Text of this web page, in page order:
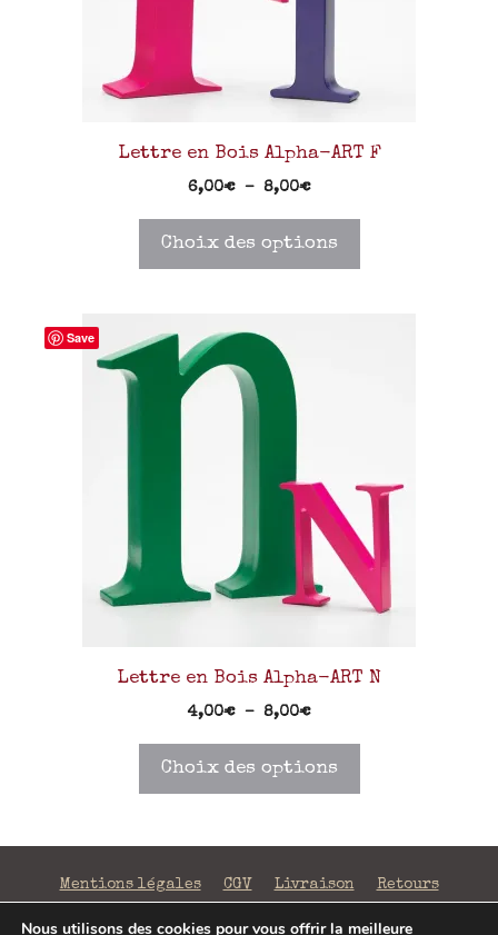
Lettre en Bois Alpha-ART F
6,00€ – 8,00€
Choix des options
Save
Lettre en Bois Alpha-ART N
4,00€ – 8,00€
Choix des options
Mentions légales CGV Livraison Retours
Nous utilisons des cookies pour vous offrir la meilleure